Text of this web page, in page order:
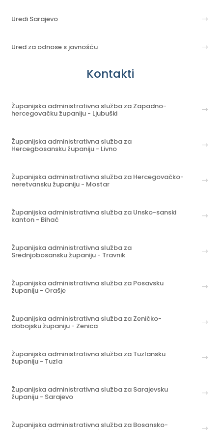
Uredi Sarajevo
Ured za odnose s javnošću
Kontakti
Županijska administrativna služba za Zapadno-
hercegovačku županiju - Ljubuški
Županijska administrativna služba za
Hercegbosansku županiju - Livno
Županijska administrativna služba za Hercegovačko-
neretvansku županiju - Mostar
Županijska administrativna služba za Unsko-sanski
kanton - Bihać
Županijska administrativna služba za
Srednjobosansku županiju - Travnik
Županijska administrativna služba za Posavsku
županiju - Orašje
Županijska administrativna služba za Zeničko-
dobojsku županiju - Zenica
Županijska administrativna služba za Tuzlansku
županiju - Tuzla
Županijska administrativna služba za Sarajevsku
županiju - Sarajevo
Županijska administrativna služba za Bosansko-